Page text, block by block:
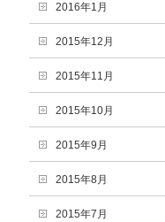
2016年1月
2015年12月
2015年11月
2015年10月
2015年9月
2015年8月
2015年7月